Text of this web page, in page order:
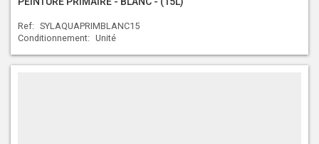
Ref: SYLAQUAPRIMBLANC15
Conditionnement: Unité